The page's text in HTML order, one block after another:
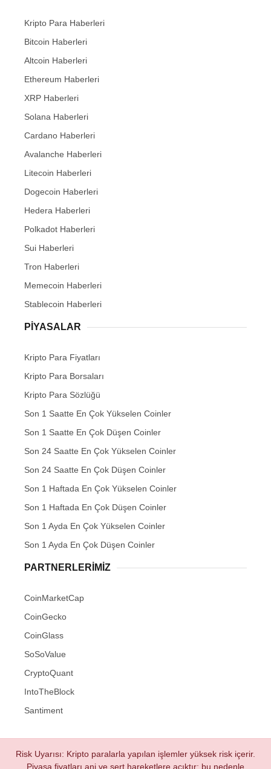
Kripto Para Haberleri
Bitcoin Haberleri
Altcoin Haberleri
Ethereum Haberleri
XRP Haberleri
Solana Haberleri
Cardano Haberleri
Avalanche Haberleri
Litecoin Haberleri
Dogecoin Haberleri
Hedera Haberleri
Polkadot Haberleri
Sui Haberleri
Tron Haberleri
Memecoin Haberleri
Stablecoin Haberleri
PIYASALAR
Kripto Para Fiyatları
Kripto Para Borsaları
Kripto Para Sözlüğü
Son 1 Saatte En Çok Yükselen Coinler
Son 1 Saatte En Çok Düşen Coinler
Son 24 Saatte En Çok Yükselen Coinler
Son 24 Saatte En Çok Düşen Coinler
Son 1 Haftada En Çok Yükselen Coinler
Son 1 Haftada En Çok Düşen Coinler
Son 1 Ayda En Çok Yükselen Coinler
Son 1 Ayda En Çok Düşen Coinler
PARTNERLERIMIZ
CoinMarketCap
CoinGecko
CoinGlass
SoSoValue
CryptoQuant
IntoTheBlock
Santiment
Risk Uyarısı: Kripto paralarla yapılan işlemler yüksek risk içerir.
Piyasa fiyatları ani ve sert hareketlere açıktır; bu nedenle